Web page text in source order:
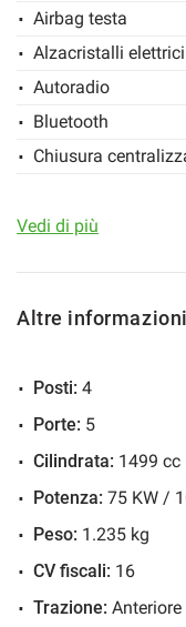
Airbag testa
Alzacristalli elettrici
Autoradio
Bluetooth
Chiusura
Cruise Control
Sedile posteriore
Vedi di più
Altre
Posti: 4
Porte: 5
Cilindrata: 1499 cc
Potenza: 75 KW /
Peso: 1.235 kg
CV fiscali: 16
Trazione: Anteriore